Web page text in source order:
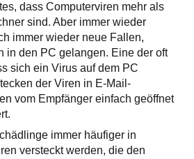
dass Computerviren mehr als
sind. Aber immer wieder
immer wieder neue Fallen,
in den PC gelangen. Eine der oft
sich ein Virus auf dem PC
der Viren in E-Mail-
vom Empfänger einfach geöffnet
immer häufiger in
versteckt werden, die den